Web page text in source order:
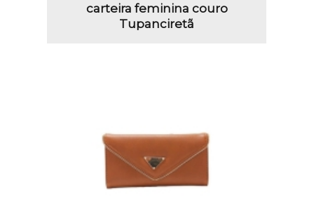
carteira feminina couro
Tupanciretã